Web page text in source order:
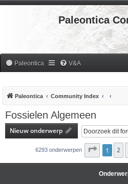
Paleontica
Paleontica V&A
Paleontica Community Index
Fossielen Algemeen
Nieuw onderwerp
6293 onderwerpen Pagina1
1 2